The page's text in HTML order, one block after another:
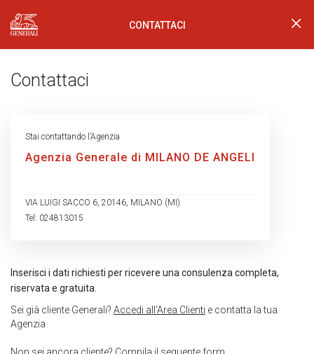
Generali Logo CONTATTACI
Contattaci
Inserisci i dati richiesti per ricevere una consulenza completa,
riservata e gratuita.
Sei già cliente Generali? Accedi all’Area Clienti e contatta la tua
Agenzia
Stai contattando l’Agenzia
Agenzia Generale di MILANO DE ANGELI
VIA LUIGI SACCO 6, 20146, MILANO (MI)
Tel: 024813015